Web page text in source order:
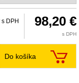
DPH 98,20 €
s DPH
Do košíka